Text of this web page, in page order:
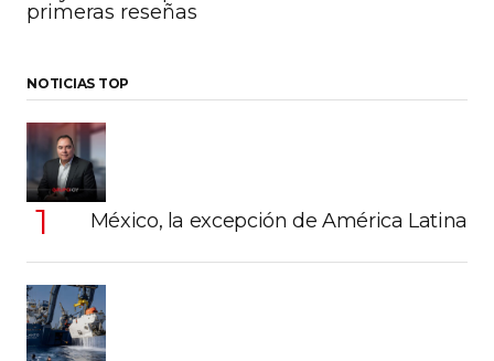
primeras reseñas
NOTICIAS TOP
México, la excepción de América Latina